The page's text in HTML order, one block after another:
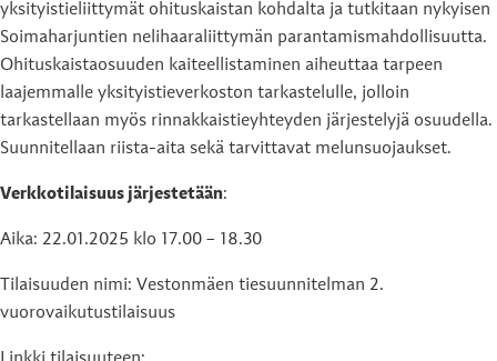
yksityistieliittymät ohituskaistan kohdalta ja tutkitaan nykyisen
Soimaharjuntien nelihaaraliittymän parantamismahdollisuutta.
Ohituskaistaosuuden kaiteellistaminen aiheuttaa tarpeen
laajemmalle yksityistieverkoston tarkastelulle, jolloin
tarkastellaan myös rinnakkaistieyhteyden järjestelyjä osuudella.
Suunnitellaan riista-aita sekä tarvittavat melunsuojaukset.
Verkkotilaisuus järjestetään:
Aika: 22.01.2025 klo 17.00 – 18.30
Tilaisuuden nimi: Vestonmäen tiesuunnitelman 2.
vuorovaikutustilaisuus